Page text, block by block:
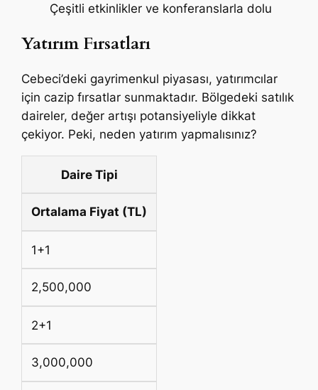
Çeşitli etkinlikler ve konferanslarla dolu
Yatırım Fırsatları
Cebeci’deki gayrimenkul piyasası, yatırımcılar
için cazip fırsatlar sunmaktadır. Bölgedeki satılık
daireler, değer artışı potansiyeliyle dikkat
çekiyor. Peki, neden yatırım yapmalısınız?
Daire Tipi
Ortalama Fiyat (TL)
1+1
2,500,000
2+1
3,000,000